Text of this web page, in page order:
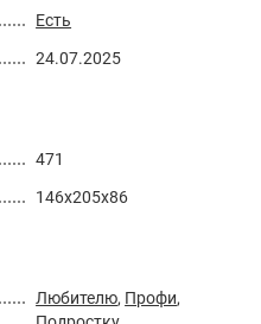
Есть
24.07.2025
471
146x205x86
Любителю, Профи,